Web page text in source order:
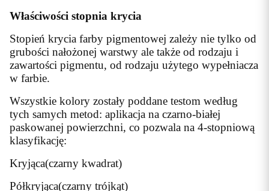
Właściwości stopnia krycia
Stopień krycia farby pigmentowej zależy nie tylko od
grubości nałożonej warstwy ale także od rodzaju i
zawartości pigmentu, od rodzaju użytego wypełniacza
w farbie.
Wszystkie kolory zostały poddane testom według
tych samych metod: aplikacja na czarno-białej
paskowanej powierzchni, co pozwala na 4-stopniową
klasyfikację:
Kryjąca(czarny kwadrat)
Półkryjąca(czarny trójkąt)